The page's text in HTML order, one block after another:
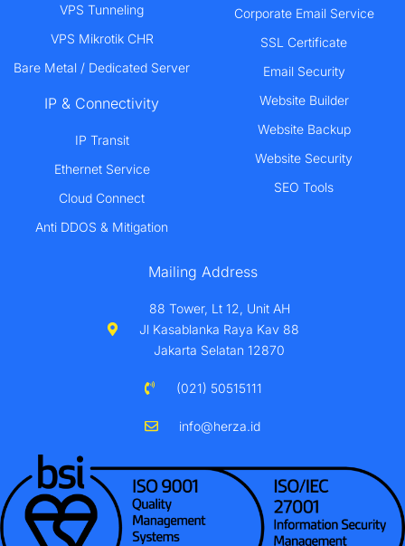
VPS Tunneling
VPS Mikrotik CHR
Bare Metal / Dedicated Server
IP & Connectivity
IP Transit
Ethernet Service
Cloud Connect
Anti DDOS & Mitigation
Corporate Email Service
SSL Certificate
Email Security
Website Builder
Website Backup
Website Security
SEO Tools
Mailing Address
88 Tower, Lt 12, Unit AH
Jl Kasablanka Raya Kav 88
Jakarta Selatan 12870
(021) 50515111
info@herza.id